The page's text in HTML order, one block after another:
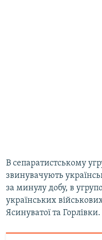
В сепаратистському
звинувачують
за минулу добу, в
українських
Ясинуватої та Горлівки.